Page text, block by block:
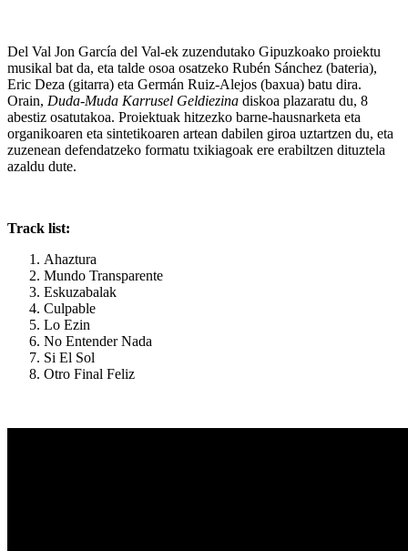
Del Val Jon García del Val-ek zuzendutako Gipuzkoako proiektu
musikal bat da, eta talde osoa osatzeko Rubén Sánchez (bateria),
Eric Deza (gitarra) eta Germán Ruiz-Alejos (baxua) batu dira.
Orain, Duda-Muda Karrusel Geldiezina diskoa plazaratu du, 8
abestiz osatutakoa. Proiektuak hitzezko barne-hausnarketa eta
organikoaren eta sintetikoaren artean dabilen giroa uztartzen du, eta
zuzenean defendatzeko formatu txikiagoak ere erabiltzen dituztela
azaldu dute.
Track list:
Ahaztura
Mundo Transparente
Eskuzabalak
Culpable
Lo Ezin
No Entender Nada
Si El Sol
Otro Final Feliz